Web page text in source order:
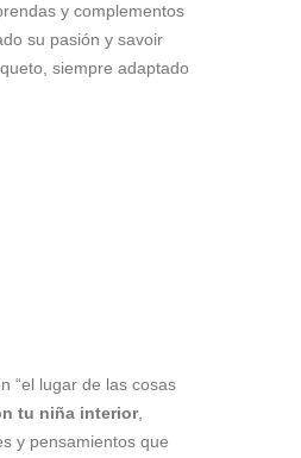
y complementos
su pasión y savoir
siempre adaptado
“el lugar de las cosas
tu niña interior,
y pensamientos que